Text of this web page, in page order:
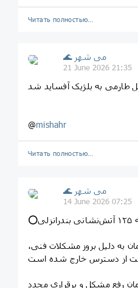
Читать полностью…
🌊 می شهر
21 June 2026 21:35
طارمی به بلژیک آفساید شد
@mishahr
Читать полностью…
🌊 می شهر
14 June 2026 07:25
۱۲۵ این سازمان به دلیل بروز مشکلات فنی،
رفع مشکل و برقراری مجدد